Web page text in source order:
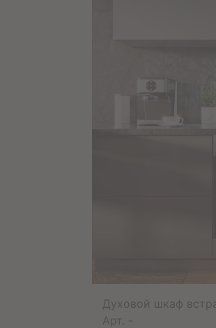
Духовой шкаф
Арт. -